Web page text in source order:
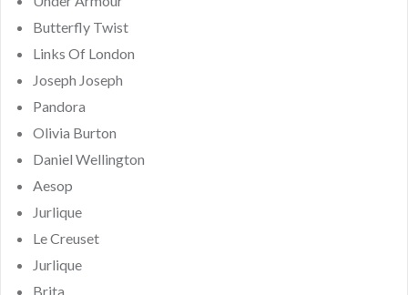
Butterfly Twist
Links Of London
Joseph Joseph
Pandora
Olivia Burton
Daniel Wellington
Aesop
Jurlique
Le Creuset
Jurlique
Brita